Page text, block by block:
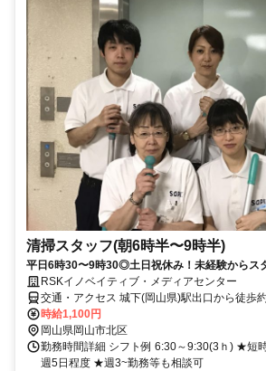
清掃スタッフ(朝6時半〜9時半)
平日6時30〜9時30◎土日祝休み！未経験からス
RSKイノベイティブ・メディアセンター
交通・アクセス 城下(岡山県)駅出口から徒歩
時給1,100円
岡山県岡山市北区
勤務時間詳細 シフト例 6:30～9:30(3ｈ) ★
週5日程度 ★週3~勤務等も相談可